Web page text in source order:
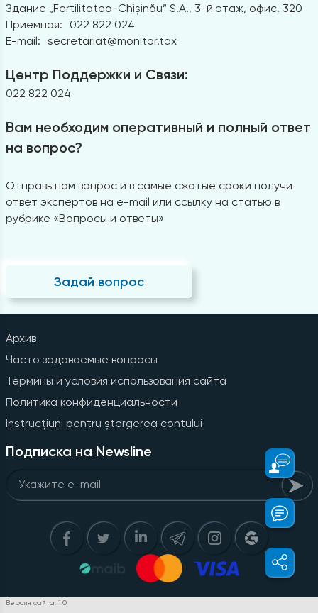
Здание „Fertilitatea-Chișinău” S.A., 3-й этаж, офис. 320
Приемная:
022 822 024
E-mail: secretariat@monitor.tax
Центр Поддержки и Связи:
022 822 024
Вам необходим оперативный и полный ответ
на вопрос?
Отправь нам вопрос и в самые сжатые сроки получи
ответ экспертов на e-mail или ссылку на статью в
рубрике «Вопросы и ответы»
Задай вопрос
Архив
Часто задаваемые вопросы
Термины и условия использования сайта
Политика конфиденциальности
Instrucțiuni pentru ștergerea contului
Подписка на Newsline
Версия сайта: 1.0